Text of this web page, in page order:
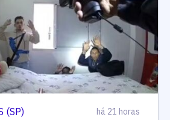
(SP) há 21 horas